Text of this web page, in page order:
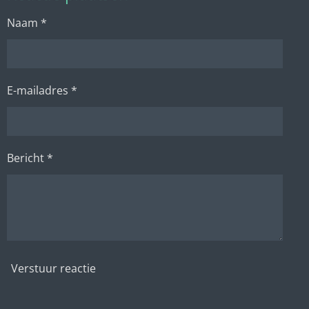
Naam *
E-mailadres *
Bericht *
Verstuur reactie